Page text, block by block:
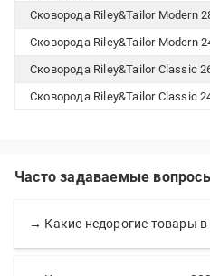
Сковорода Riley&Tailor Modern
Сковорода Riley&Tailor Modern
Сковорода Riley&Tailor Classic
Сковорода Riley&Tailor Classic
Часто задаваемые
→ Какие недорогие товары в